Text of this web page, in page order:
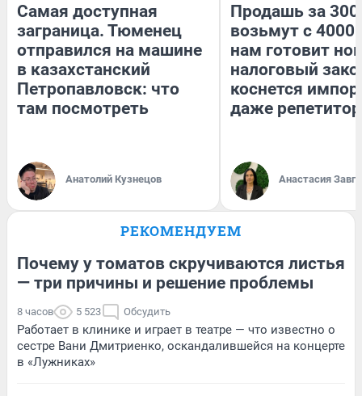
Самая доступная
заграница. Тюменец
отправился на машине
в казахстанский
Петропавловск: что
там посмотреть
Анатолий Кузнецов
Продашь за
возьмут с
нам готовит
налоговый
коснется
даже
Анастасия
РЕКОМЕНДУЕМ
Почему у томатов скручиваются листья
— три причины и решение проблемы
8 часов 5 523 Обсудить
Работает в клинике и играет в театре — что известно о
сестре Вани Дмитриенко, оскандалившейся на концерте
в «Лужниках»